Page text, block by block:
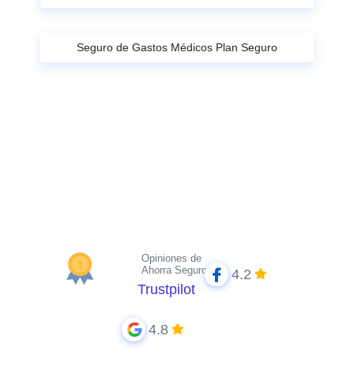
Seguro de Gastos Médicos Plan Seguro
Opiniones de
Ahorra Seguros
Trustpilot
4.2
4.8